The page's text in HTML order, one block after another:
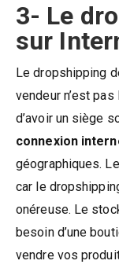
3- Le
sur
Le dropshipping
vendeur n’est
d’avoir un siège
connexion
géographiques.
car le
onéreuse. Le
besoin d’une
vendre vos